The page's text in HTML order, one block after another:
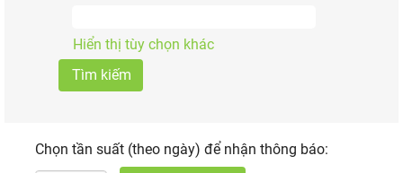
Hiển thị tùy chọn khác
Chọn tần suất (theo ngày) để nhận thông báo: